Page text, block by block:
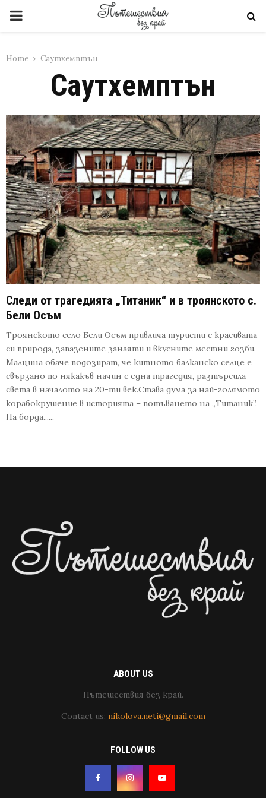
PRIMARY
Home Саутхемптън
Саутхемптън
Следи от трагедията „Титаник“ и в троянското с.
Бели Осъм
Троянското село Бели Осъм привлича туристи с красивата
си природа, запазените занаяти и вкусните местни гозби.
Малцина обаче подозират, че китното балканско селце е
свързано по някакъв начин с една трагедия, разтърсила
света в началото на 20-ти век.Става дума за най-голямото
корабокрушение в историята – потъването на „Титаник”.
На борда......
ABOUT US
Пътешествия без край.
Contact us: nikolova.neti@gmail.com
FOLLOW US